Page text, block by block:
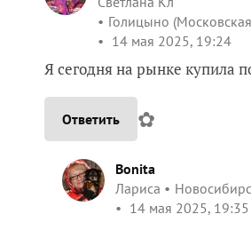
Bonita
Новосибирск
14 мая 2025, 19:35
Я пробовала давать
зарывает, прячет.
орешки и крупные
Шелуху потом использую
Литровая банка кедровых
уличном рынке стоит
овощном отделе магазина